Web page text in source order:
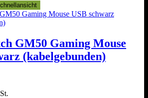
GM50 Gaming Mouse
(kabelgebunden)